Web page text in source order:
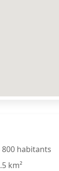
800 habitants
km²